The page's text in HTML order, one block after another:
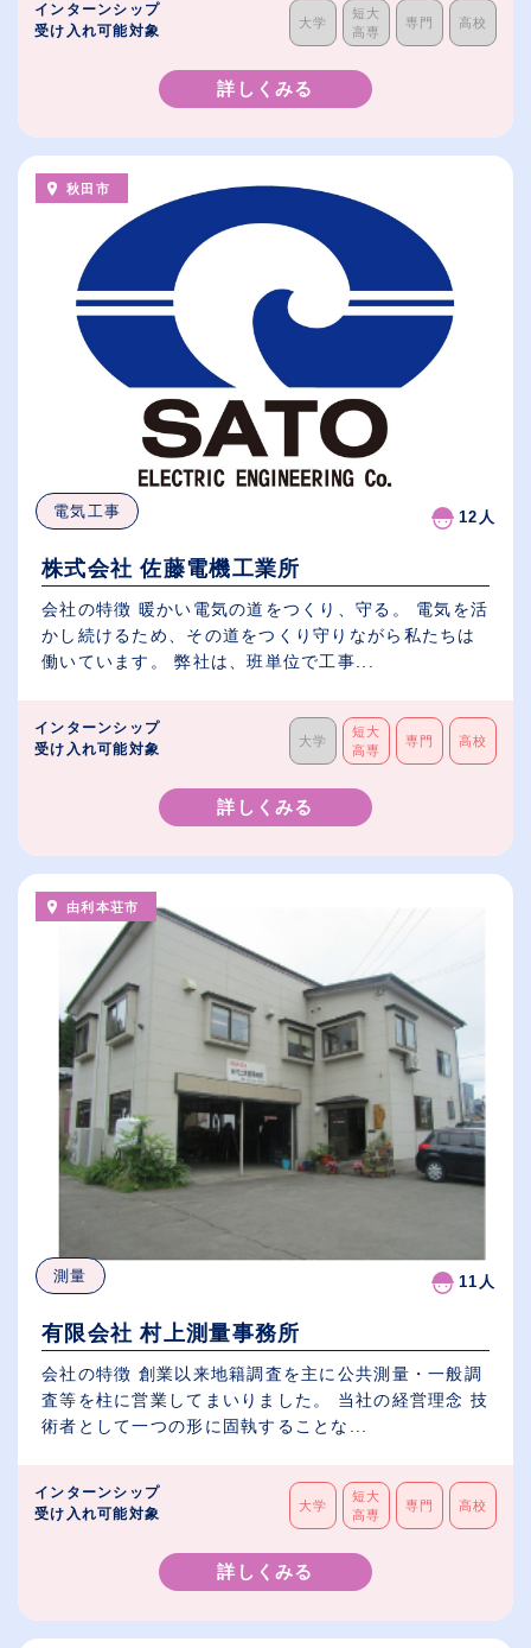
インターンシップ
受け入れ可能対象
大学
短大
高専
専門 高校
詳しくみる
秋田市
電気工事 12人
株式会社 佐藤電機工業所
会社の特徴 暖かい電気の道をつくり、守る。 電気を活
かし続けるため、その道をつくり守りながら私たちは
働いています。 弊社は、班単位で工事...
インターンシップ
受け入れ可能対象
大学
短大
高専
専門 高校
詳しくみる
由利本荘市
測量 11人
有限会社 村上測量事務所
会社の特徴 創業以来地籍調査を主に公共測量・一般調
査等を柱に営業してまいりました。 当社の経営理念 技
術者として一つの形に固執することな...
インターンシップ
受け入れ可能対象
大学
短大
高専
専門 高校
詳しくみる